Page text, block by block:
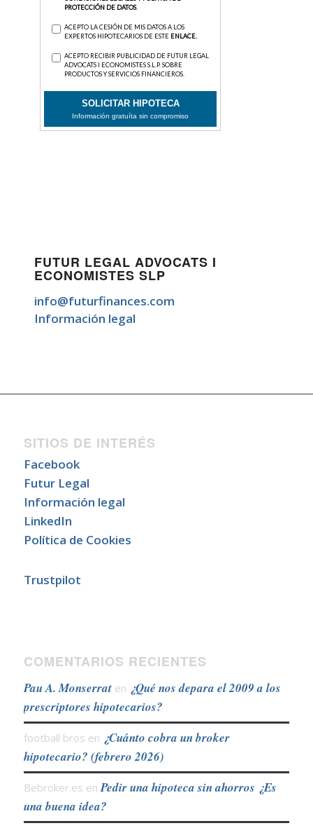
FUTUR LEGAL ADVOCATS I
ECONOMISTES SLP
info@futurfinances.com
Información legal
SITIOS DE INTERÉS
Facebook
Futur Legal
Información legal
LinkedIn
Política de Cookies
Trustpilot
COMENTARIOS RECIENTES
Pau A. Monserraten ¿Qué nos depara el 2009 a los
prescriptores hipotecarios?
football bros en ¿Cuánto cobra un broker
hipotecario? (febrero 2026)
Bebroker.es enPedir una hipoteca sin ahorros ¿Es
una buena idea?